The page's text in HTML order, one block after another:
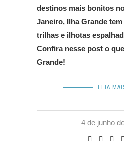
destinos mais bonitos
Janeiro, Ilha Grande
trilhas e ilhotas
Confira nesse post o
Grande!
LEIA
4 de junho